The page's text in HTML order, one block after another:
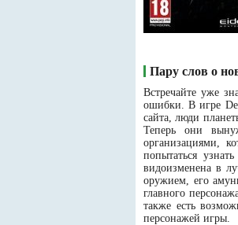
Пару слов о
Встречайте уже
ошибки. В игре
сайта, люди
Теперь они
организациями,
попытаться
видоизменена в
оружием, его
главного
также есть
персонажей игры.